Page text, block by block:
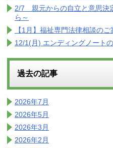
2/7 親元からの自立と意思決
ら～
【1月】福祉専門法律相談のご
12/1(月) エンディングノート
過去の記事
2026年7月
2026年5月
2026年3月
2026年2月